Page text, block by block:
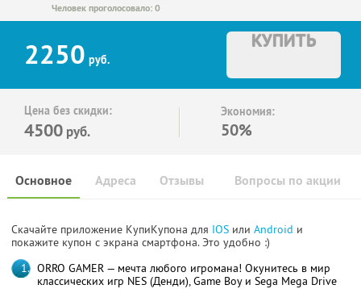
Человек проголосовало: 0
2250 руб.
КУПИТЬ
Цена без скидки:
4500 руб.
Экономия:
50%
Основное Отзывы Вопросы по акции
Адреса
Скачайте приложение КупиКупона для IOS или Android и
покажите купон с экрана смартфона. Это удобно :)
ORRO GAMER — мечта любого игромана! Окунитесь в мир
классических игр NES (Денди), Game Boy и Sega Mega Drive